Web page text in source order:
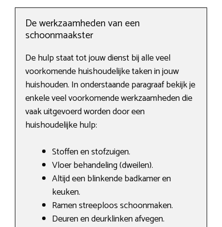
De werkzaamheden van een
schoonmaakster
De hulp staat tot jouw dienst bij alle veel
voorkomende huishoudelijke taken in jouw
huishouden. In onderstaande paragraaf bekijk je
enkele veel voorkomende werkzaamheden die
vaak uitgevoerd worden door een
huishoudelijke hulp:
Stoffen en stofzuigen.
Vloer behandeling (dweilen).
Altijd een blinkende badkamer en
keuken.
Ramen streeploos schoonmaken.
Deuren en deurklinken afvegen.